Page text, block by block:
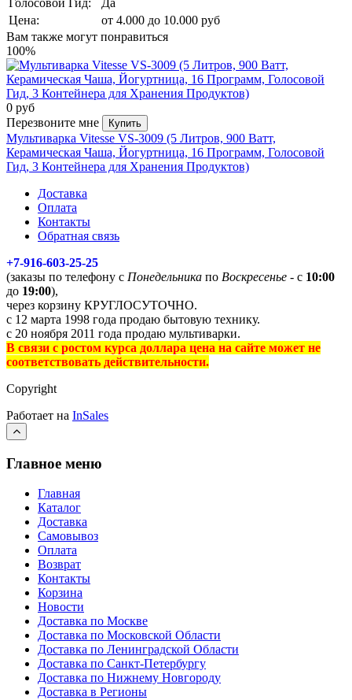
Цена:
от 4.000 до 10.000 руб
Вам также могут понравиться
100%
0 руб
Перезвоните мне
Купить
Мультиварка Vitesse VS-3009 (5 Литров, 900 Ватт,
Керамическая Чаша, Йогуртница, 16 Программ, Голосовой
Гид, 3 Контейнера для Хранения Продуктов)
Доставка
Оплата
Контакты
Обратная связь
+7-916-603-25-25
(заказы по телефону с Понедельника по Воскресенье - с 10:00
до 19:00),
через корзину КРУГЛОСУТОЧНО.
с 12 марта 1998 года продаю бытовую технику.
с 20 ноября 2011 года продаю мультиварки.
В связи с ростом курса доллара цена на сайте может не
соответствовать действительности.
Copyright
Работает на InSales
Главное меню
Главная
Каталог
Доставка
Самовывоз
Оплата
Возврат
Контакты
Корзина
Новости
Доставка по Москве
Доставка по Московской Области
Доставка по Ленинградской Области
Доставка по Санкт-Петербургу
Доставка по Нижнему Новгороду
Доставка в Регионы